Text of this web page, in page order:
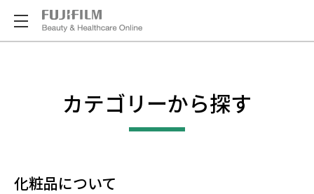
カテゴリーから探す
化粧品について